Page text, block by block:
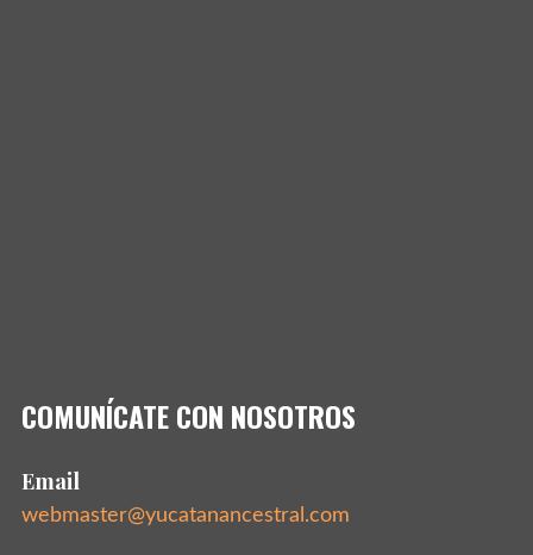
COMUNÍCATE CON NOSOTROS
Email
webmaster@yucatanancestral.com